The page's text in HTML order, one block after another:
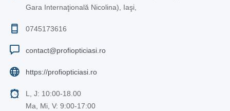
Gara Internaţională Nicolina), Iaşi,
0745173616
contact@profiopticiasi.ro
https://profiopticiasi.ro
L, J: 10:00-18.00
Ma, Mi, V: 9:00-17:00